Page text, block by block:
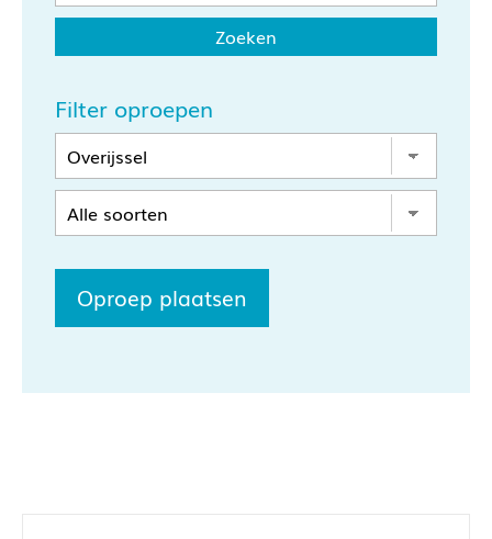
Filter oproepen
Oproep plaatsen